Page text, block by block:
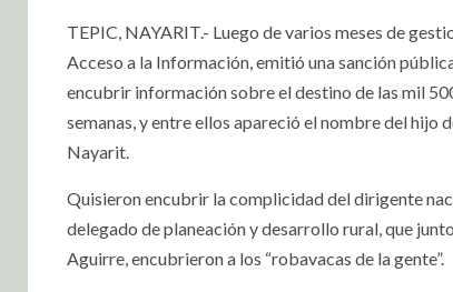
TEPIC, NAYARIT.- Luego de varios meses de
Acceso a la Información, emitió una sanción
encubrir información sobre el destino de las mil
semanas, y entre ellos apareció el nombre del
Nayarit.
Quisieron encubrir la complicidad del dirigente
delegado de planeación y desarrollo rural, que
Aguirre, encubrieron a los “robavacas de la gente”.